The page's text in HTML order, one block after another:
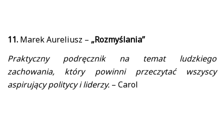
11. Marek Aureliusz – „Rozmyślania”
Praktyczny podręcznik na temat ludzkiego
zachowania, który powinni przeczytać wszyscy
aspirujący politycy i liderzy. – Carol